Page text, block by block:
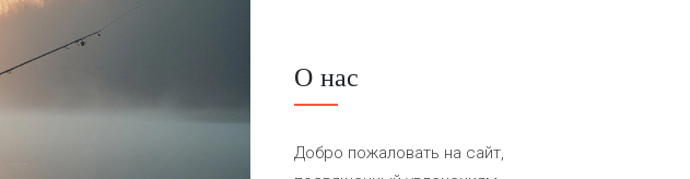
О нас
Добро пожаловать на сайт,